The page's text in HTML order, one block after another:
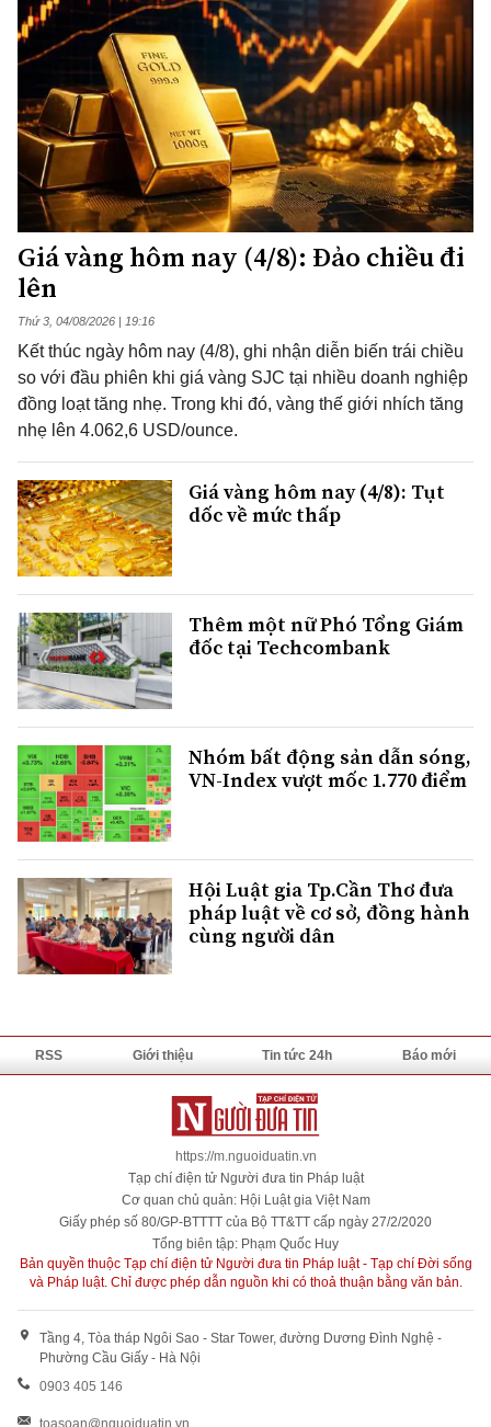
Giá vàng hôm nay (4/8): Đảo chiều đi
lên
Thứ 3, 04/08/2026 | 19:16
Kết thúc ngày hôm nay (4/8), ghi nhận diễn biến trái chiều
so với đầu phiên khi giá vàng SJC tại nhiều doanh nghiệp
đồng loạt tăng nhẹ. Trong khi đó, vàng thế giới nhích tăng
nhẹ lên 4.062,6 USD/ounce.
Giá vàng hôm nay (4/8): Tụt
dốc về mức thấp
Thêm một nữ Phó Tổng Giám
đốc tại Techcombank
Nhóm bất động sản dẫn sóng,
VN-Index vượt mốc 1.770 điểm
Hội Luật gia Tp.Cần Thơ đưa
pháp luật về cơ sở, đồng hành
cùng người dân
RSS Giới thiệu Tin tức 24h Báo mới
https://m.nguoiduatin.vn
Tạp chí điện tử Người đưa tin Pháp luật
Cơ quan chủ quản: Hội Luật gia Việt Nam
Giấy phép số 80/GP-BTTTT của Bộ TT&TT cấp ngày 27/2/2020
Tổng biên tập: Phạm Quốc Huy
Bản quyền thuộc Tạp chí điện tử Người đưa tin Pháp luật - Tạp chí Đời sống
và Pháp luật. Chỉ được phép dẫn nguồn khi có thoả thuận bằng văn bản.
Tầng 4, Tòa tháp Ngôi Sao - Star Tower, đường Dương Đình Nghệ -
Phường Cầu Giấy - Hà Nội
0903 405 146